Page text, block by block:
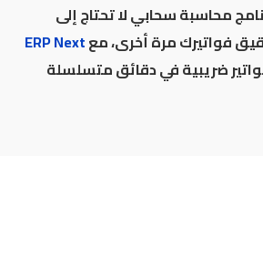
محاسبة سحابي لا تحتاج إلى
فواتيرك مرة أخرى، معERP Next
ضريبية في دقائق متسلسلة